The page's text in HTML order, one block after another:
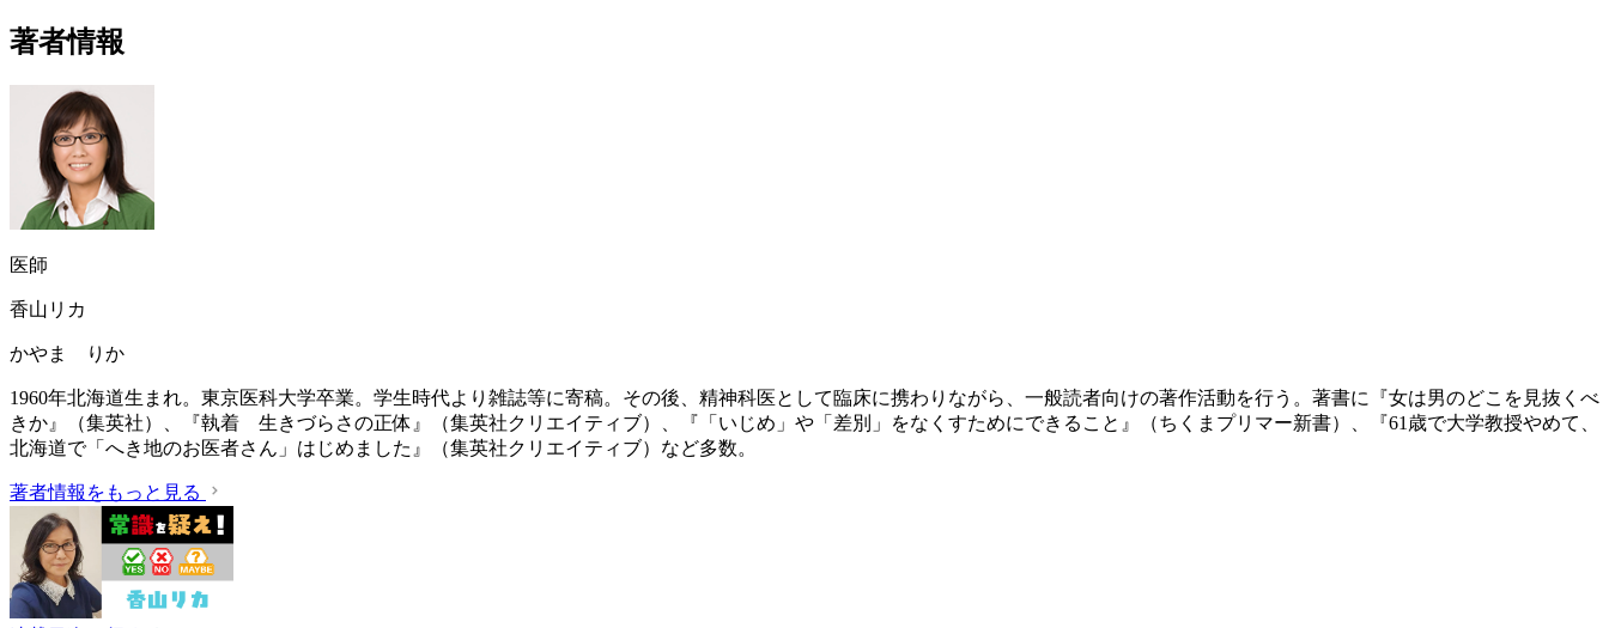
著者情報
医師
香山リカ
かやま りか
1960年北海道生まれ。東京医科大学卒業。学生時代より雑誌等に寄稿。その後、精神科医として臨床に携わりながら、一般読者向けの著作活動を行う。著書に『女は男のどこを見抜くべ
きか』（集英社）、『執着 生きづらさの正体』（集英社クリエイティブ）、『「いじめ」や「差別」をなくすためにできること』（ちくまプリマー新書）、『61歳で大学教授やめて、
北海道で「へき地のお医者さん」はじめました』（集英社クリエイティブ）など多数。
著者情報をもっと見る